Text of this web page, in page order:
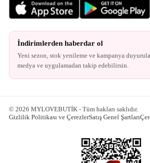
İndirimlerden haberdar ol
Yeni sezon, stok yenileme ve kampanya
medya ve uygulamadan takip edebilirsin.
© 2026 MYLOVEBUTİK - Tüm hakları saklıdır.
Gizlilik Politikası ve ÇerezlerSatış Genel Şartları